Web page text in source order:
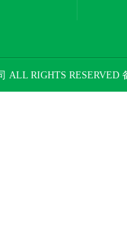
ALL RIGHTS RESERVED